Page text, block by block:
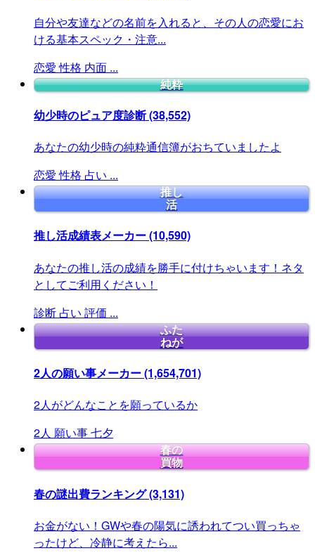
自分や友達などの名前を入れると、その人の恋愛にお
ける基本スペック・注意...
恋愛 性格 内面 ...
純粋
幼少時のピュア度診断(38,552)
あなたの幼少時の純粋通信簿がおちていましたよ
恋愛 性格 占い ...
推し
活
推し活成績表メーカー(10,590)
あなたの推し活の成績を勝手に付けちゃいます！ネタ
としてご利用ください！
診断 占い 評価 ...
ふた
ねが
2人の願い事メーカー(1,654,701)
2人がどんなことを願っているか
2人 願い事七夕
春の
買物
春の謎出費ランキング(3,131)
お金がない！GWや春の陽気に誘われてつい買っちゃ
ったけど、冷静に考えたら...